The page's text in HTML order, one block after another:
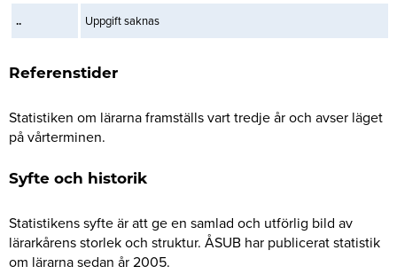
.. Uppgift saknas
Referenstider
Statistiken om lärarna framställs vart tredje år och avser läget
på vårterminen.
Syfte och historik
Statistikens syfte är att ge en samlad och utförlig bild av
lärarkårens storlek och struktur. ÅSUB har publicerat statistik
om lärarna sedan år 2005.